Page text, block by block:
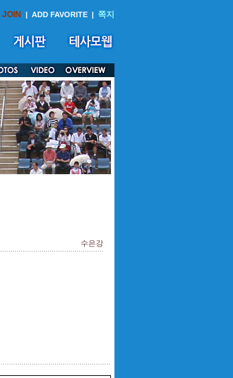
JOIN | ADD FAVORITE | 쪽지
수은강